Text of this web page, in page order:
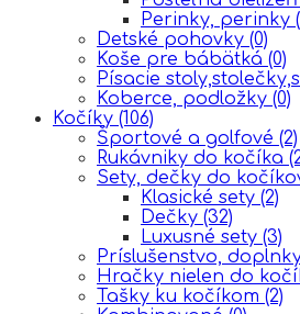
Perinky, perinky
Detské pohovky (0)
Koše pre bábätká (0)
Písacie
Koberce, podložky (0)
Kočíky (106)
Športové a golfové (2)
Rukávniky do kočíka
Sety, dečky do
Klasické sety (2)
Dečky (32)
Luxusné sety (3)
Príslušenstvo,
Hračky nielen do
Tašky ku kočíkom (2)